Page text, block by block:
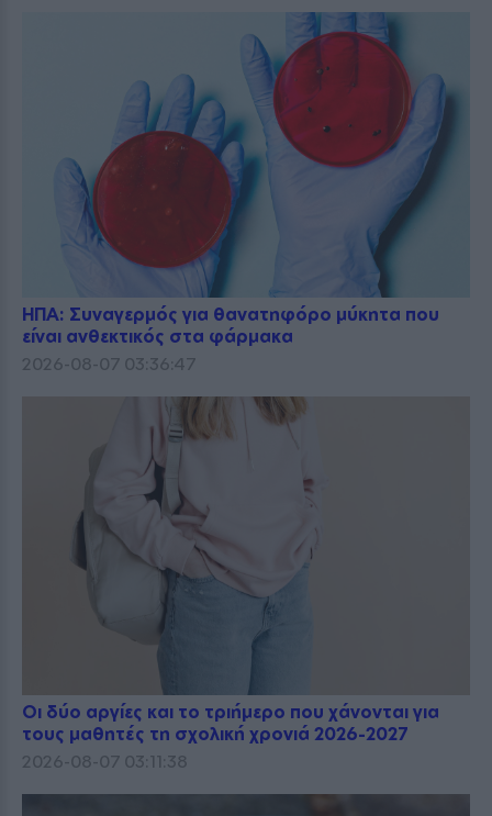
ΗΠΑ: Συναγερμός για θανατηφόρο μύκητα που
είναι ανθεκτικός στα φάρμακα
2026-08-07 03:36:47
Οι δύο αργίες και το τριήμερο που χάνονται για
τους μαθητές τη σχολική χρονιά 2026-2027
2026-08-07 03:11:38